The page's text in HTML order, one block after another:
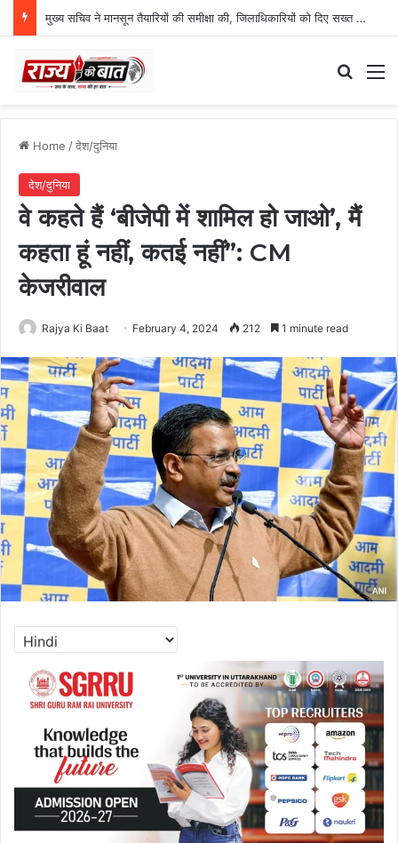
मुख्य सचिव ने मानसून तैयारियों की समीक्षा की, जिलाधिकारियों को दिए सख्त निर्देश
Home /देश/दुनिया
देश/दुनिया
वे कहते हैं ‘बीजेपी में शामिल हो जाओ’, मैं
कहता हूं नहीं, कतई नहीं”: CM
केजरीवाल
Rajya Ki Baat February 4, 2024 212 1 minute read